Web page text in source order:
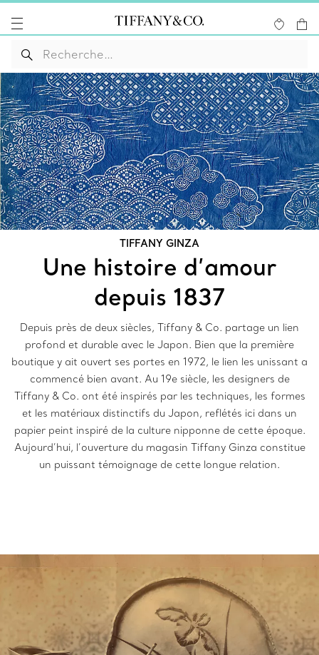
TIFFANY GINZA
Une histoire d’amour
depuis 1837
Depuis près de deux siècles, Tiffany & Co. partage un lien
profond et durable avec le Japon. Bien que la première
boutique y ait ouvert ses portes en 1972, le lien les unissant a
commencé bien avant. Au 19e siècle, les designers de
Tiffany & Co. ont été inspirés par les techniques, les formes
et les matériaux distinctifs du Japon, reflétés ici dans un
papier peint inspiré de la culture nipponne de cette époque.
Aujourd’hui, l’ouverture du magasin Tiffany Ginza constitue
un puissant témoignage de cette longue relation.